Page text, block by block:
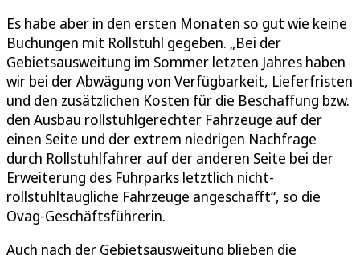
Es habe aber in den ersten Monaten so gut wie keine
Buchungen mit Rollstuhl gegeben. „Bei der
Gebietsausweitung im Sommer letzten Jahres haben
wir bei der Abwägung von Verfügbarkeit, Lieferfristen
und den zusätzlichen Kosten für die Beschaffung bzw.
den Ausbau rollstuhlgerechter Fahrzeuge auf der
einen Seite und der extrem niedrigen Nachfrage
durch Rollstuhlfahrer auf der anderen Seite bei der
Erweiterung des Fuhrparks letztlich nicht-
rollstuhltaugliche Fahrzeuge angeschafft“, so die
Ovag-Geschäftsführerin.
Auch nach der Gebietsausweitung blieben die